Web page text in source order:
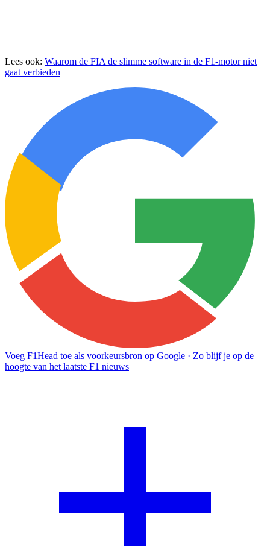
Lees ook: Waarom de FIA de slimme software in de F1-motor niet
gaat verbieden
Voeg F1Head toe als voorkeursbron op Google · Zo blijf je op de
hoogte van het laatste F1 nieuws